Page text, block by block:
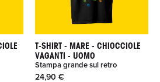
T-SHIRT - MARE - CHIOCCIOLE
VAGANTI - UOMO
Stampa grande sul retro
24,90 €